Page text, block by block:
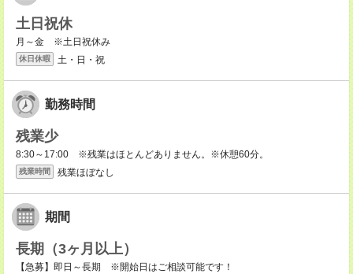
土日祝休
月～金 ※土日祝休み
休日休暇 土・日・祝
勤務時間
残業少
8:30～17:00 ※残業はほとんどありません。※休憩60分。
残業時間 残業ほぼなし
期間
長期（3ヶ月以上）
【急募】即日～長期 ※開始日はご相談可能です！